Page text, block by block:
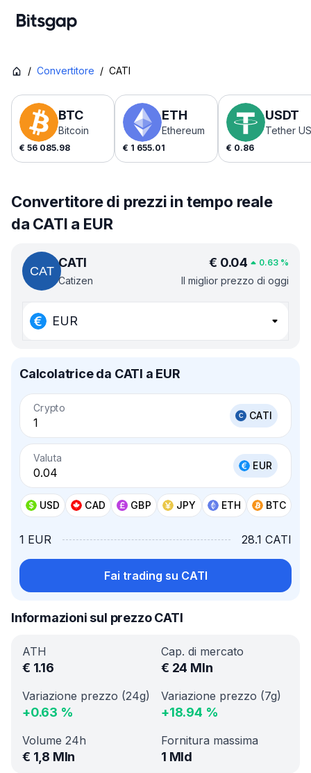
/ Convertitore / CATI
BTC
Bitcoin
€ 56 085.98
ETH
Ethereum
€ 1 655.01
USDT
Tether
€ 0.86
Convertitore di prezzi in tempo reale
da CATI a EUR
CATI
Catizen
€ 0.04 0.63 %
Il miglior prezzo di oggi
EUR
Calcolatrice da CATI a EUR
Crypto
CATI
Valuta
EUR
USD CAD GBP JPY ETH BTC
1 EUR 28.1 CATI
Fai trading su CATI
Informazioni sul prezzo CATI
ATH
€ 1.16
Cap. di mercato
€ 24 Mln
Variazione prezzo (24g)
+0.63 %
Variazione prezzo (7g)
+18.94 %
Volume 24h
€ 1,8 Mln
Fornitura massima
1 Mld